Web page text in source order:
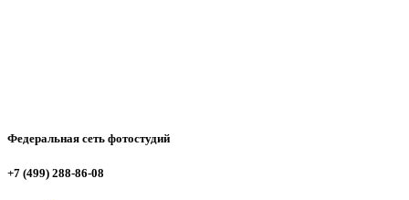
Федеральная сеть фотостудий
+7 (499) 288-86-08